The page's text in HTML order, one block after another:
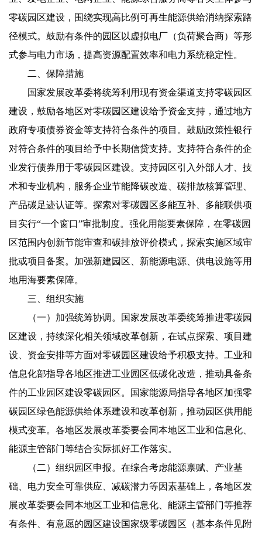
零碳园区建设，围绕实现高比例可再生能源供给消纳探索路
径模式。鼓励有条件的园区以虚拟电厂（负荷聚合商）等形
式参与电力市场，提高资源配置效率和电力系统稳定性。
二、保障措施
国家发展改革委将统筹利用现有资金渠道支持零碳园区
建设，鼓励各地区对零碳园区建设给予资金支持，通过地方
政府专项债券资金等支持符合条件的项目。鼓励政策性银行
对符合条件的项目给予中长期信贷支持。支持符合条件的企
业发行债券用于零碳园区建设。支持园区引入外部人才、技
术和专业机构，服务企业节能降碳改造、碳排放核算管理、
产品碳足迹认证等。探索对零碳园区多能互补、多能联供项
目实行“一个窗口”审批制度。强化用能要素保障，在零碳园
区范围内创新节能审查和碳排放评价模式，探索实施区域审
批或项目备案。加强新建园区、新能源电源、供电设施等用
地用海要素保障。
三、组织实施
（一）加强统筹协调。国家发展改革委统筹推进零碳园
区建设，持续深化相关领域改革创新，在试点探索、项目建
设、资金安排等方面对零碳园区建设给予积极支持。工业和
信息化部指导各地区推进工业园区低碳化改造，推动具备条
件的工业园区建设零碳园区。国家能源局指导各地区加强零
碳园区绿色能源供给体系建设和改革创新，推动园区供用能
模式变革。各地区发展改革委要会同本地区工业和信息化、
能源主管部门等结合实际抓好工作落实。
（二）组织园区申报。在综合考虑能源禀赋、产业基
础、电力安全可靠供应、减碳潜力等因素基础上，各地区发
展改革委要会同本地区工业和信息化、能源主管部门等推荐
有条件、有意愿的园区建设国家级零碳园区（基本条件见附